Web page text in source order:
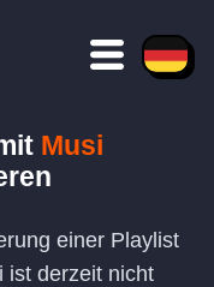
Musi
einer Playlist
ist derzeit nicht